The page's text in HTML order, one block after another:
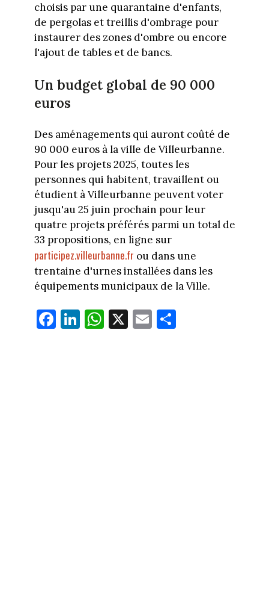
choisis par une quarantaine d'enfants,
de pergolas et treillis d'ombrage pour
instaurer des zones d'ombre ou encore
l'ajout de tables et de bancs.
Un budget global de 90 000
euros
Des aménagements qui auront coûté de
90 000 euros à la ville de Villeurbanne.
Pour les projets 2025, toutes les
personnes qui habitent, travaillent ou
étudient à Villeurbanne peuvent voter
jusqu'au 25 juin prochain pour leur
quatre projets préférés parmi un total de
33 propositions, en ligne sur
participez.villeurbanne.fr ou dans une
trentaine d'urnes installées dans les
équipements municipaux de la Ville.
Fa
ce
Li
nk
W
ha
X E
m
Pa
rt